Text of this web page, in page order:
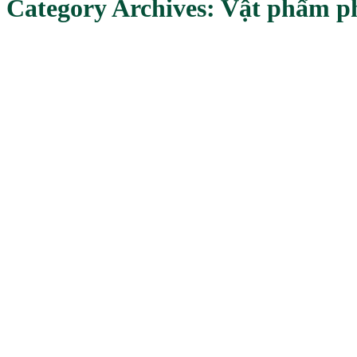
Category Archives: Vật phẩm